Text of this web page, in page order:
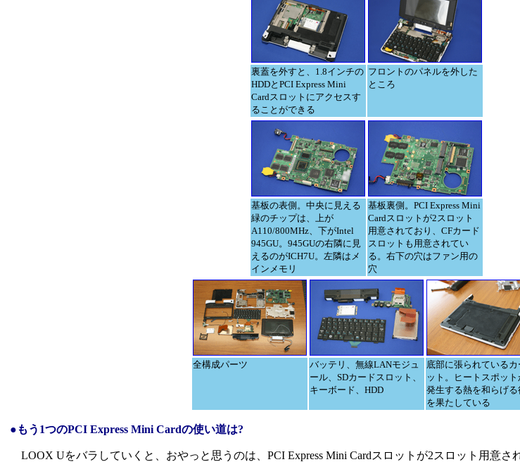
裏蓋を外すと、1.8インチの
HDDとPCI Express Mini
Cardスロットにアクセスす
ることができる
フロントのパネルを外した
ところ
基板の表側。中央に見える
緑のチップは、上が
A110/800MHz、下がIntel
945GU。945GUの右隣に見
えるのがICH7U。左隣はメ
インメモリ
基板裏側。PCI Express Mini
Cardスロットが2スロット
用意されており、CFカード
スロットも用意されてい
る。右下の穴はファン用の
穴
全構成パーツ
バッテリ、無線LANモジュ
ール、SDカードスロット、
キーボード、HDD
底部に張られているカ
ット。ヒートスポット
発生する熱を和らげる
を果たしている
●もう1つのPCI Express Mini Cardの使い道は?
LOOX Uをバラしていくと、おやっと思うのは、PCI Express Mini Cardスロットが2スロット用意さ